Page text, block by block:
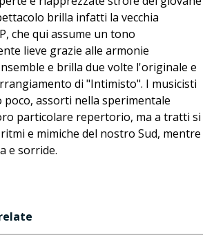
brilla infatti la vecchia
che qui assume un tono
lieve grazie alle armonie
e brilla due volte l'originale e
di "Intimisto". I musicisti
poco, assorti nella sperimentale
particolare repertorio, ma a tratti si
e mimiche del nostro Sud, mentre
e sorride.